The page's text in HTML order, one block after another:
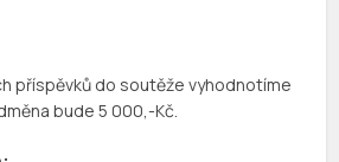
příspěvků do soutěže vyhodnotíme
bude 5 000,-Kč.